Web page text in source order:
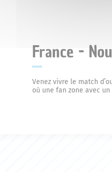
France -
Venez vivre le match
où une fan zone avec